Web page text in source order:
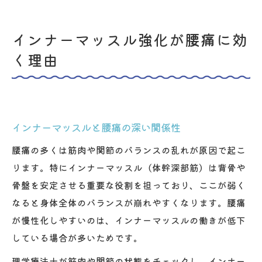
インナーマッスル強化が腰痛に効
く理由
インナーマッスルと腰痛の深い関係性
腰痛の多くは筋肉や関節のバランスの乱れが原因で起こ
ります。特にインナーマッスル（体幹深部筋）は背骨や
骨盤を安定させる重要な役割を担っており、ここが弱く
なると身体全体のバランスが崩れやすくなります。腰痛
が慢性化しやすいのは、インナーマッスルの働きが低下
している場合が多いためです。